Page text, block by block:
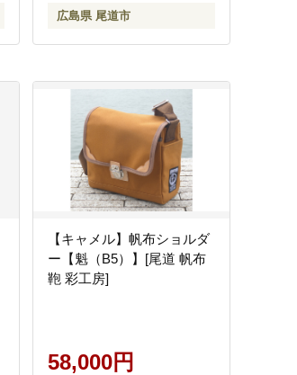
広島県 尾道市
【キャメル】帆布ショルダ
ー【魁（B5）】[尾道 帆布
鞄 彩工房]
58,000円